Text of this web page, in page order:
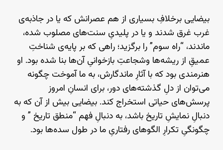
بیضایی برخلافِ بسیاری از هم عصرانش که یا در جاذبه‌ی
غرب غرق شدند و یا در پلیدیِ سنت‌های مصلوب شده،
ماندند، “راه سوم” را برگزید؛ راهی که بر پایه‌ی شناختِ
عمیقِ از ریشه‌ها وشجاعتِ بازخوانیِ آن‌ها بنا شده بود. او
هنرمندی بود که با آثارِ ماندگارش، به ما آموخت چگونه
می‌توان از دلِ گذشته‌های دور، برای انسانِ امروز
پرسش‌های حیاتی استخراج کند. بیضایی بیش از آن‌ که به
دنبالِ نمایشِ تاریخ باشد، به دنبالِ فهم “منطق تاریخ ” و
چگونگیِ تکرارِ الگوهای رفتاریِ ما در طول سده‌ها بود.